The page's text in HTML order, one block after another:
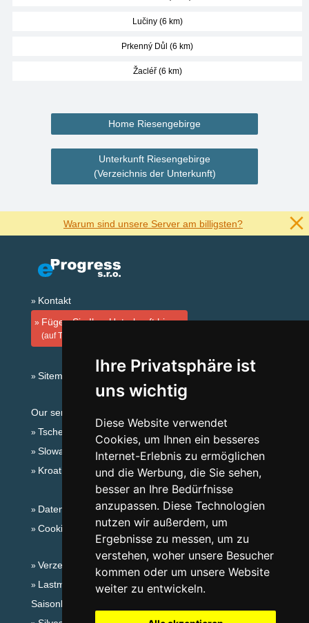
Ihre Privatsphäre ist
uns wichtig
Diese Website verwendet
Cookies, um Ihnen ein besseres
Internet-Erlebnis zu ermöglichen
und die Werbung, die Sie sehen,
besser an Ihre Bedürfnisse
anzupassen. Diese Technologien
nutzen wir außerdem, um
Ergebnisse zu messen, um zu
verstehen, woher unsere Besucher
kommen oder um unsere Website
weiter zu entwickeln.
Lučiny (6 km)
Prkenný Důl (6 km)
Žacléř (6 km)
Home Riesengebirge
Unterkunft Riesengebirge
(Verzeichnis der Unterkunft)
Warum sind unsere Server am billigsten?
Kontakt
Fügen Sie Ihre Unterkunft hinzu
(auf Tschechisch)
Sitemap
Our servers:
Tschechische Gebirge
Slowakische Gebirge
Kroatien
Datenschutz
Cookies
Verzeichnis der Unterkunft
Lastminute Riesengebirge
Saisonlinks: